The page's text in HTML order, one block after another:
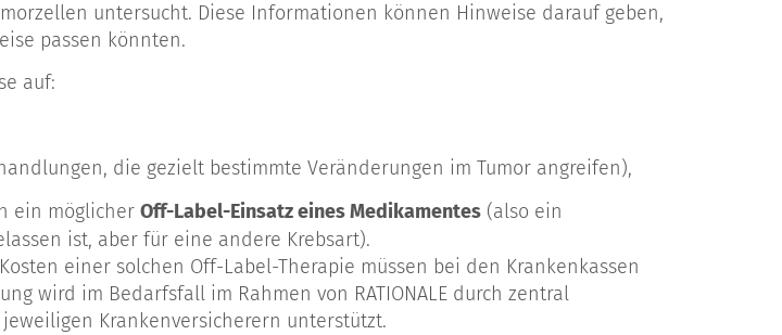
untersucht. Diese Informationen können Hinweise darauf geben,
passen könnten.
auf:
die gezielt bestimmte Veränderungen im Tumor angreifen),
ein möglicher Off-Label-Einsatz eines Medikamentes (also ein
ist, aber für eine andere Krebsart).
einer solchen Off-Label-Therapie müssen bei den Krankenkassen
wird im Bedarfsfall im Rahmen von RATIONALE durch zentral
Krankenversicherern unterstützt.